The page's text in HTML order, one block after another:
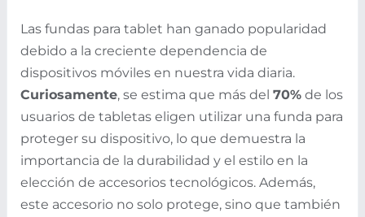
Las fundas para tablet han ganado popularidad
debido a la creciente dependencia de
dispositivos móviles en nuestra vida diaria.
Curiosamente, se estima que más del 70% de los
usuarios de tabletas eligen utilizar una funda para
proteger su dispositivo, lo que demuestra la
importancia de la durabilidad y el estilo en la
elección de accesorios tecnológicos. Además,
este accesorio no solo protege, sino que también